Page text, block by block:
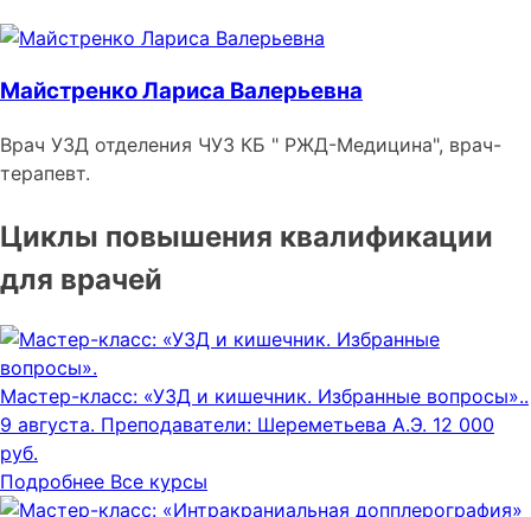
Майстренко Лариса Валерьевна
Врач УЗД отделения ЧУЗ КБ " РЖД-Медицина", врач-
терапевт.
Циклы повышения квалификации
для врачей
Мастер-класс: «УЗД и кишечник. Избранные вопросы»..
9 августа. Преподаватели: Шереметьева А.Э. 12 000
руб.
Подробнее Все курсы